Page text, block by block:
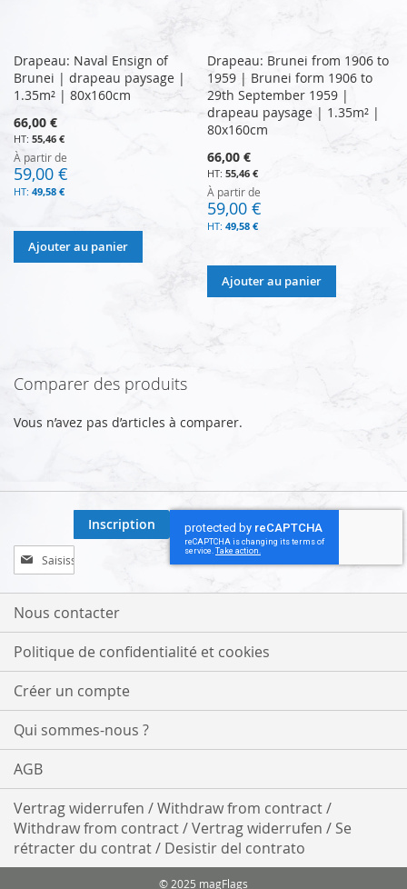
Drapeau: Naval Ensign of
Brunei | drapeau paysage |
1.35m² | 80x160cm
66,00 €
55,46 €
À partir de
59,00 €
49,58 €
Ajouter au panier
Drapeau: Brunei from 1906 to
1959 | Brunei form 1906 to
29th September 1959 |
drapeau paysage | 1.35m² |
80x160cm
66,00 €
55,46 €
À partir de
59,00 €
49,58 €
Ajouter au panier
Comparer des produits
Vous n’avez pas d’articles à comparer.
Inscription
à
notre
lettre
:
Inscription
Nous contacter
Politique de confidentialité et cookies
Créer un compte
Qui sommes-nous ?
AGB
Vertrag widerrufen / Withdraw from contract /
Withdraw from contract / Vertrag widerrufen / Se
rétracter du contrat / Desistir del contrato
© 2025 magFlags